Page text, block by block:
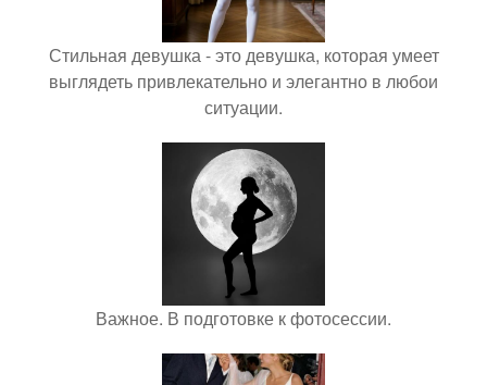
Стильная девушка - это девушка, которая умеет
выглядеть привлекательно и элегантно в любои
ситуации.
Важное. В подготовке к фотосессии.